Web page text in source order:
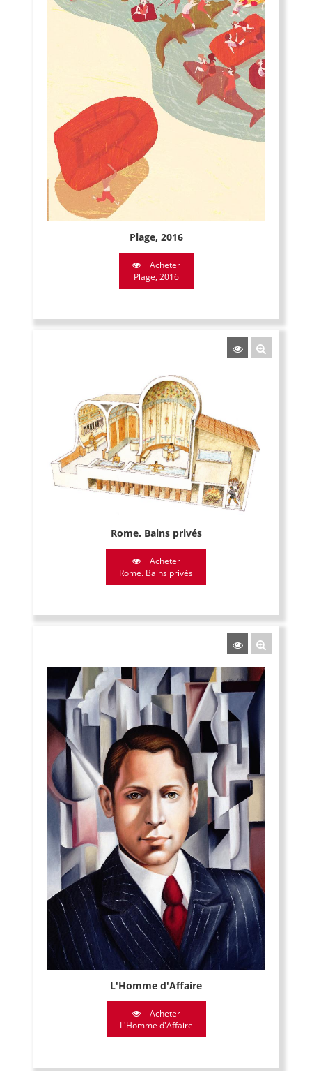
Plage, 2016
Acheter
Plage, 2016
Rome. Bains privés
Acheter
Rome. Bains privés
L'Homme d'Affaire
Acheter
L'Homme d'Affaire